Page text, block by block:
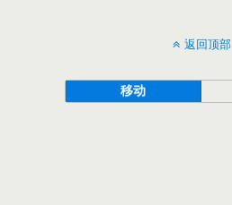
返回顶部
移动